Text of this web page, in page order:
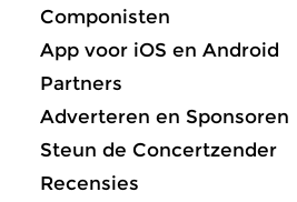
Componisten
App voor iOS en Android
Partners
Adverteren en Sponsoren
Steun de Concertzender
Recensies